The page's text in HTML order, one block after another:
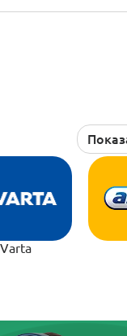
Varta